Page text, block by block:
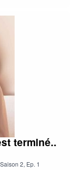
partage des
lancement de
bout pour ne
business
terminé..
Saison 2, Ep. 1